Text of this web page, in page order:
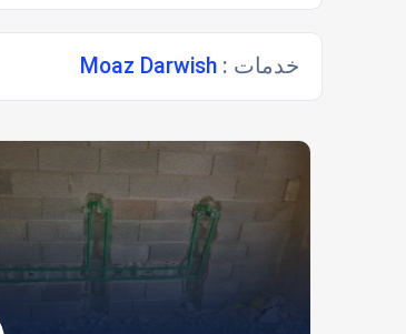
خدمات : Moaz Darwish